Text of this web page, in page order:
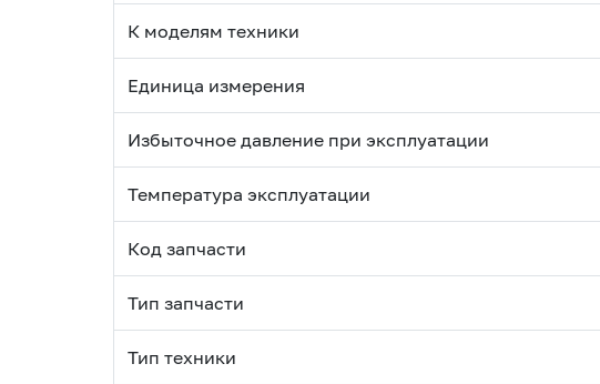
К моделям техники
Единица измерения
Избыточное давление при эксплуатации
Температура эксплуатации
Код запчасти
Тип запчасти
Тип техники